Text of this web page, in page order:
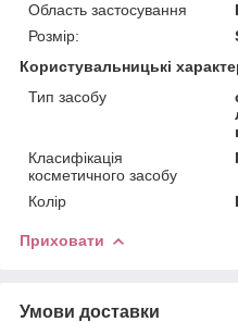
Область застосування
Розмір:
Користувальницькі
Тип засобу
Класифікація
косметичного засобу
Колір
Приховати
Умови доставки